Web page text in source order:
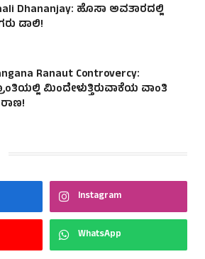
Dhananjay: ಹೊಸಾ ಅವತಾರದಲ್ಲಿ
ಡಾಲಿ!
Ranaut Controvercy:
ಮಿಂದೇಳುತ್ತಿರುವಾಕೆಯ ವಾಂತಿ
Instagram
WhatsApp